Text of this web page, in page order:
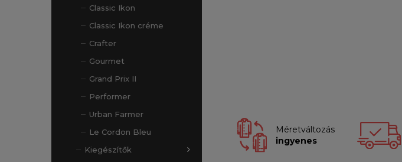
Classic Ikon
Classic Ikon créme
Crafter
Gourmet
Grand Prix II
Performer
Urban Farmer
Le Cordon Bleu
Kiegészítők
Méretváltozás
ingyenes